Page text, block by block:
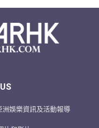
娛樂資訊及活動報導